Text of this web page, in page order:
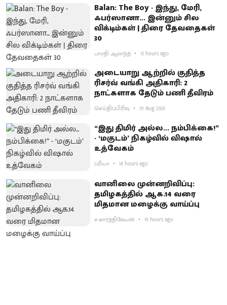
Balan: The Boy - இந்து, மேரி,
ஃபர்ஸானா... இன்னும் சில
விக்டிம்கள் | திரை தேவதைகள்
30
பாரதி ஆனந்த் 15 hours ago
அடையாறு ஆற்றில் குதித்த
ரிசர்வ் வங்கி அதிகாரி: 2
நாட்களாக தேடும் பணி தீவிரம்
செய்திப்பிரிவு 07 Aug 2026
“இது திமிர் அல்ல... நம்பிக்கை!”
- ‘மகுடம்’ நிகழ்வில் விஷால்
உத்வேகம்
ப்ரியா 18 hours ago
வானிலை முன்னறிவிப்பு:
தமிழகத்தில் ஆக.14 வரை
மிதமான மழைக்கு வாய்ப்பு
ச.கார்த்திகேயன் 19 hours ago